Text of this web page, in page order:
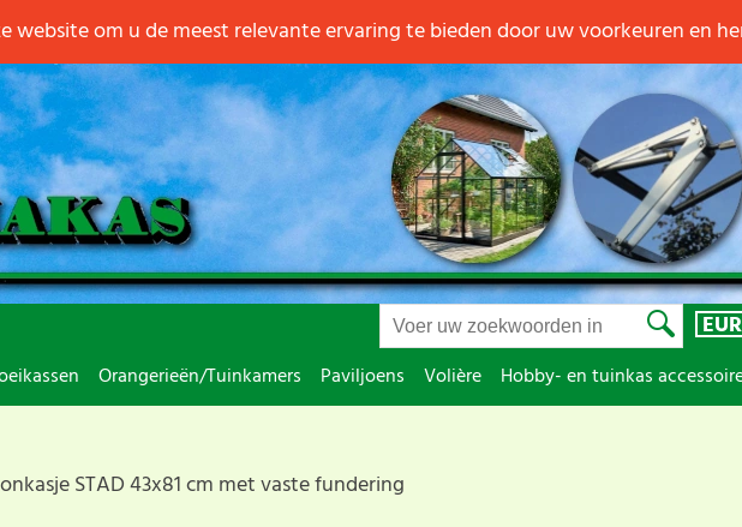
EUR
Orangerieën/Tuinkamers Paviljoens Volière Hobby- en tuinkas
STAD 43x81 cm met vaste fundering
website om u de meest relevante ervaring te bieden door uw voorkeuren en